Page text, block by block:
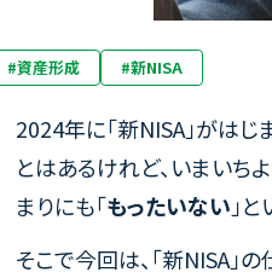
#資産形成 #新NISA
2024年に「新NISA」がは
とはあるけれど、いまいち
まりにも「もったいない 」
そこで今回は、「新NISA